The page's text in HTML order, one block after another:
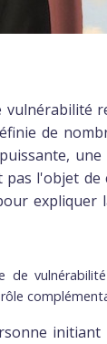
de
l'objet de
de